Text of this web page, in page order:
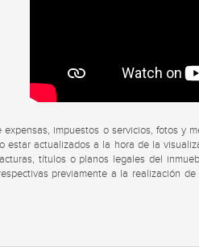
impuestos o servicios, fotos y
estar actualizados a la hora de la
títulos o planos legales del
previamente a la realización